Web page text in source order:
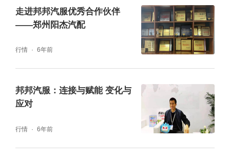
协同IM，防伪溯源，智能远程验件，智慧物
流，数字化运营。在展会现场，通过冰屏展示
与实操体验，数智应用得到了到场行业人士的
广泛关注，完整展现了数字驱动下的行业发展
新方向。
走进邦邦汽服优秀合作伙伴
——郑州阳杰汽配
行情 6年前
邦邦汽服：连接与赋能 变化与
应对
行情 6年前